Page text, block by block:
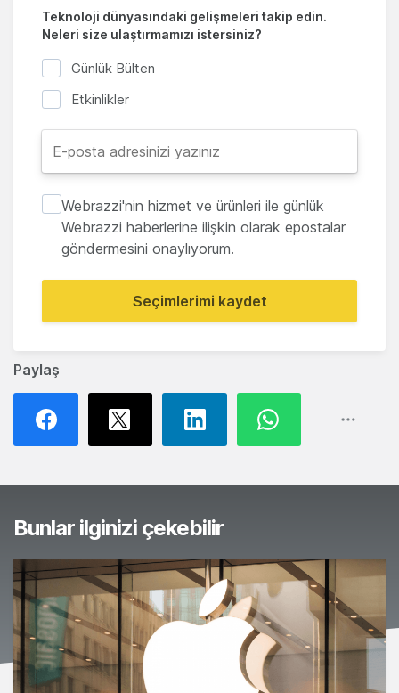
Paylaş
Teknoloji dünyasındaki gelişmeleri takip edin.
Neleri size ulaştırmamızı istersiniz?
Günlük Bülten
Etkinlikler
Webrazzi'nin hizmet ve ürünleri ile günlük
Webrazzi haberlerine ilişkin olarak epostalar
göndermesini onaylıyorum.
Seçimlerimi kaydet
Bunlar ilginizi çekebilir